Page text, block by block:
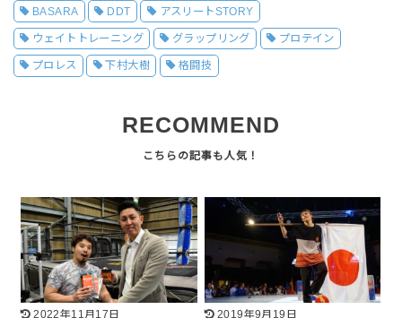
BASARA DDT アスリートSTORY
ウェイトトレーニング グラップリング プロテイン
プロレス 下村大樹 格闘技
RECOMMEND
2022年11月17日
2019年9月19日